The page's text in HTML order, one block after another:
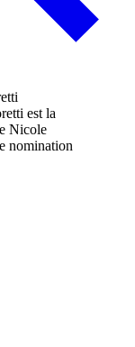
est la
Nicole
nomination